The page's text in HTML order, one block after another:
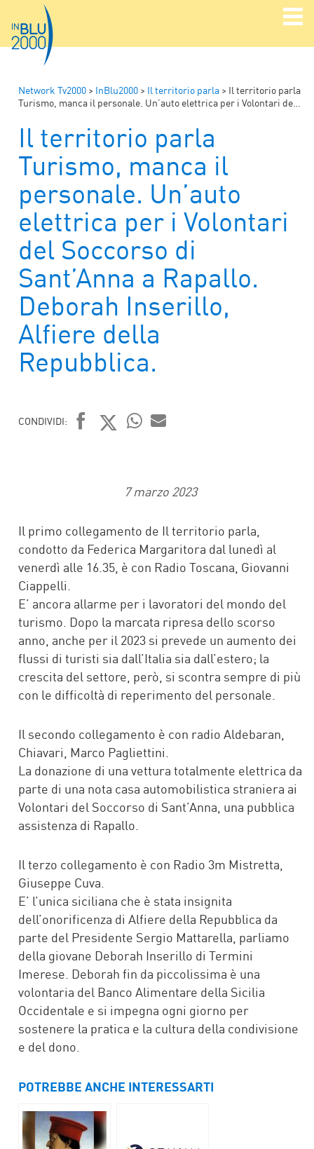
Network Tv2000 > InBlu2000 > Il territorio parla > Il territorio parla
Turismo, manca il personale. Un’auto elettrica per i Volontari del Soccorso di Sant’Anna a Rapallo. Deborah Inserillo, Alfiere della Repubblica.
Il territorio parla
Turismo, manca il
personale. Un’auto
elettrica per i Volontari
del Soccorso di
Sant’Anna a Rapallo.
Deborah Inserillo,
Alfiere della
Repubblica.
CONDIVIDI:
7 marzo 2023
Il primo collegamento de Il territorio parla,
condotto da Federica Margaritora dal lunedì al
venerdì alle 16.35, è con Radio Toscana, Giovanni
Ciappelli.
E’ ancora allarme per i lavoratori del mondo del
turismo. Dopo la marcata ripresa dello scorso
anno, anche per il 2023 si prevede un aumento dei
flussi di turisti sia dall’Italia sia dall’estero; la
crescita del settore, però, si scontra sempre di più
con le difficoltà di reperimento del personale.
Il secondo collegamento è con radio Aldebaran,
Chiavari, Marco Pagliettini.
La donazione di una vettura totalmente elettrica da
parte di una nota casa automobilistica straniera ai
Volontari del Soccorso di Sant’Anna, una pubblica
assistenza di Rapallo.
Il terzo collegamento è con Radio 3m Mistretta,
Giuseppe Cuva.
E’ l’unica siciliana che è stata insignita
dell’onorificenza di Alfiere della Repubblica da
parte del Presidente Sergio Mattarella, parliamo
della giovane Deborah Inserillo di Termini
Imerese. Deborah fin da piccolissima è una
volontaria del Banco Alimentare della Sicilia
Occidentale e si impegna ogni giorno per
sostenere la pratica e la cultura della condivisione
e del dono.
POTREBBE ANCHE INTERESSARTI